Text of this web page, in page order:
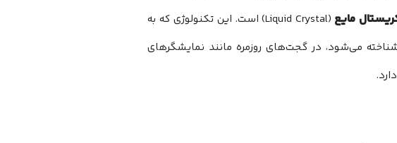
مایع
(Liquid Crystal) است. این تکنولوژی که به
می‌شود، در گجت‌های روزمره مانند نمایشگرهای